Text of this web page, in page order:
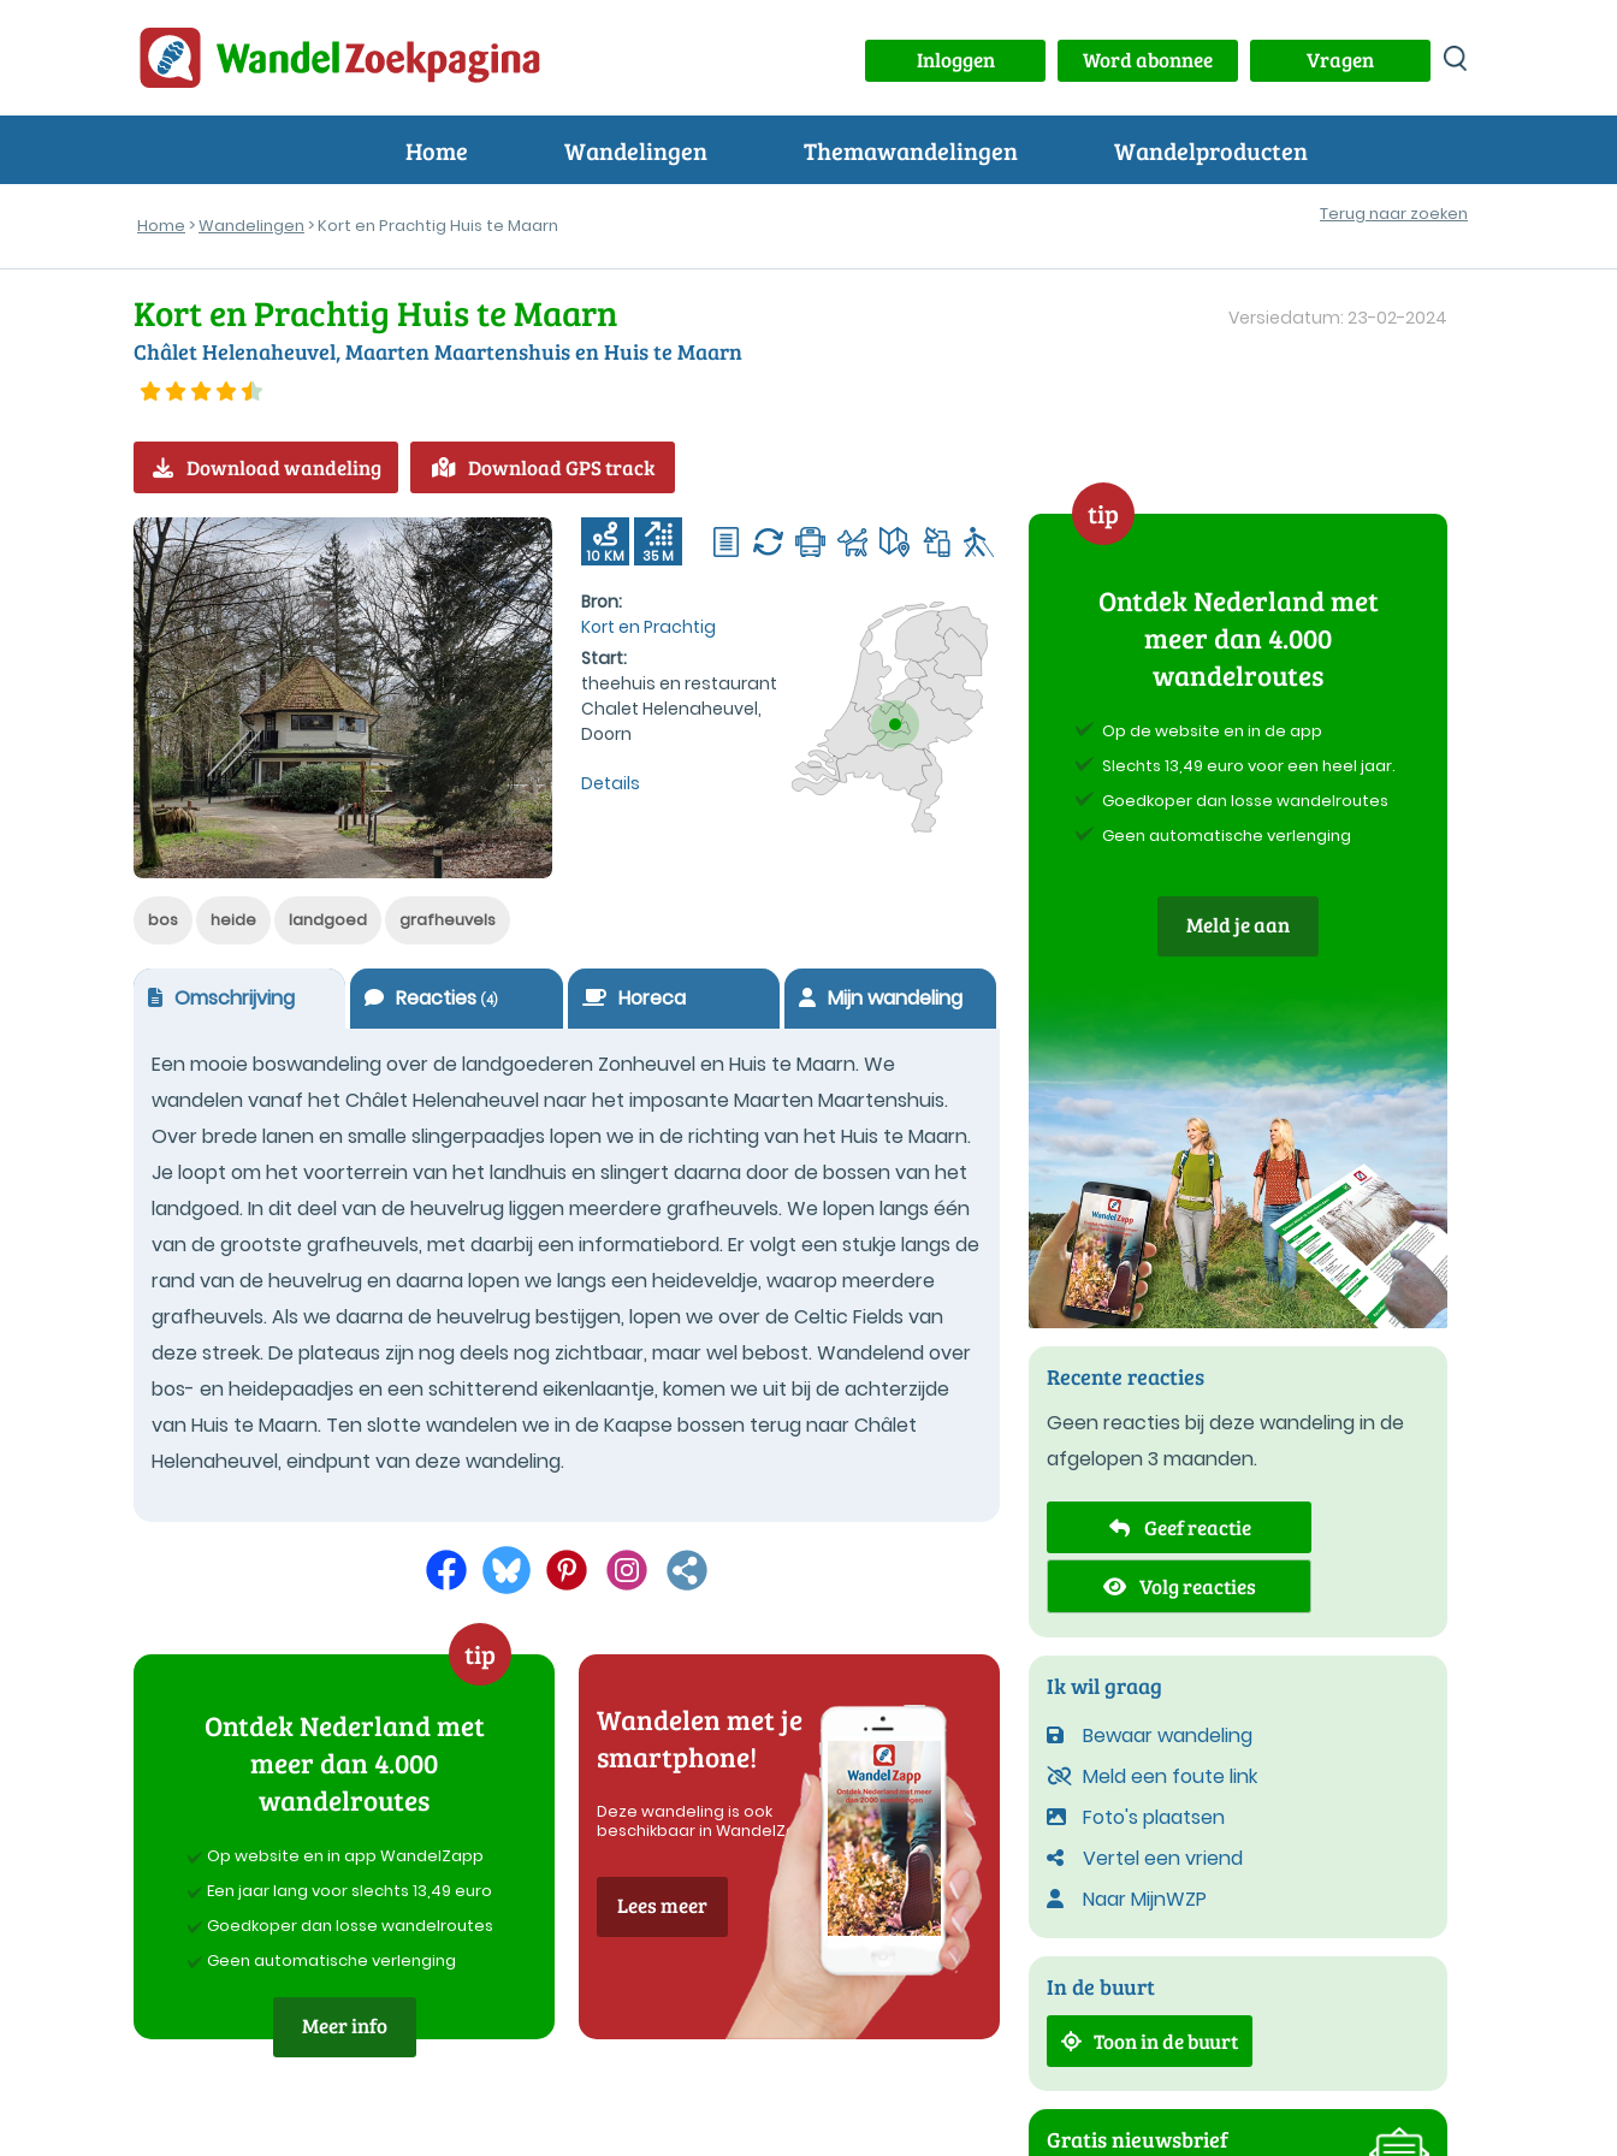
Inloggen Word abonnee Vragen
Home Wandelingen Themawandelingen Wandelproducten
Home >Wandelingen > Kort en Prachtig Huis te Maarn
Terug naar zoeken
Kort en Prachtig Huis te Maarn
Châlet Helenaheuvel, Maarten Maartenshuis en Huis te Maarn
Versiedatum: 23-02-2024
Download wandeling Download GPS track
10 KM 35 M
Bron:
Kort en Prachtig
Start:
theehuis en restaurant
Chalet Helenaheuvel,
Doorn
Details
bos heide landgoed grafheuvels
Omschrijving Reacties(4) Horeca Mijn wandeling
Een mooie boswandeling over de landgoederen Zonheuvel en Huis te Maarn. We
wandelen vanaf het Châlet Helenaheuvel naar het imposante Maarten Maartenshuis.
Over brede lanen en smalle slingerpaadjes lopen we in de richting van het Huis te Maarn.
Je loopt om het voorterrein van het landhuis en slingert daarna door de bossen van het
landgoed. In dit deel van de heuvelrug liggen meerdere grafheuvels. We lopen langs één
van de grootste grafheuvels, met daarbij een informatiebord. Er volgt een stukje langs de
rand van de heuvelrug en daarna lopen we langs een heideveldje, waarop meerdere
grafheuvels. Als we daarna de heuvelrug bestijgen, lopen we over de Celtic Fields van
deze streek. De plateaus zijn nog deels nog zichtbaar, maar wel bebost. Wandelend over
bos- en heidepaadjes en een schitterend eikenlaantje, komen we uit bij de achterzijde
van Huis te Maarn. Ten slotte wandelen we in de Kaapse bossen terug naar Châlet
Helenaheuvel, eindpunt van deze wandeling.
tip
Ontdek Nederland met
meer dan 4.000
wandelroutes
Op website en in app WandelZapp
Een jaar lang voor slechts 13,49 euro
Goedkoper dan losse wandelroutes
Geen automatische verlenging
Meer info
Wandelen met je
smartphone!
Deze wandeling is ook
beschikbaar in WandelZapp
Lees meer
tip
Ontdek Nederland met
meer dan 4.000
wandelroutes
Op de website en in de app
Slechts 13,49 euro voor een heel jaar.
Goedkoper dan losse wandelroutes
Geen automatische verlenging
Meld je aan
Recente reacties
Geen reacties bij deze wandeling in de
afgelopen 3 maanden.
Geef reactie
Volg reacties
Ik wil graag
Bewaar wandeling
Meld een foute link
Foto's plaatsen
Vertel een vriend
Naar MijnWZP
In de buurt
Toon in de buurt
Gratis nieuwsbrief